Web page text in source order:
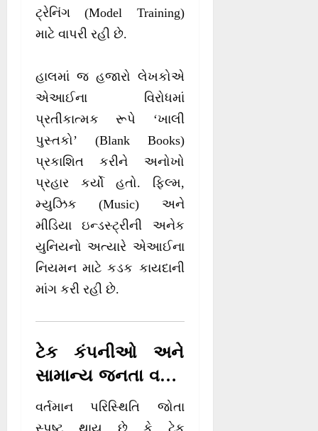
ટ્રેનિંગ (Model Training)
માટે વાપરી રહી છે.
હાલમાં જ હજારો લેખકોએ
એઆઈના વિરોધમાં
પ્રતીકાત્મક રૂપે ‘ખાલી
પુસ્તકો’ (Blank Books)
પ્રકાશિત કરીને અનોખો
પ્રહાર કર્યો હતો. ફિલ્મ,
મ્યુઝિક (Music) અને
મીડિયા ઇન્ડસ્ટ્રીની અનેક
યુનિયનો અત્યારે એઆઈના
નિયમન માટે કડક કાયદાની
માંગ કરી રહી છે.
ટેક કંપનીઓ અને
સામાન્ય જનતા વચ્ચે
ખાઈ
વર્તમાન પરિસ્થિતિ જોતા
સ્પષ્ટ થાય છે કે ટેક